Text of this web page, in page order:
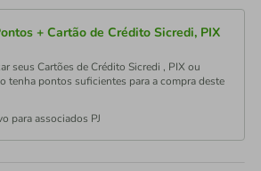
+ Cartão de Crédito Sicredi, PIX
seus Cartões de Crédito Sicredi , PIX ou
tenha pontos suficientes para a compra deste
para associados PJ